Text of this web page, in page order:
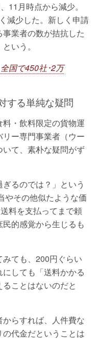
11月時点から減少。
減少した。新しく申請
業者の数が拮抗した
いう。
国で450社･2万
する単純な疑問
・飲料限定の貨物運
ー専門事業者（ウー
て、素朴な疑問がず
るのでは？」という
やその他似たような価
料を支払ってまで頼
的感覚から生じるも
ても、200円ぐらい
しても「送料かかる
ことはないのだと
らすれば、人件費な
代金だということは